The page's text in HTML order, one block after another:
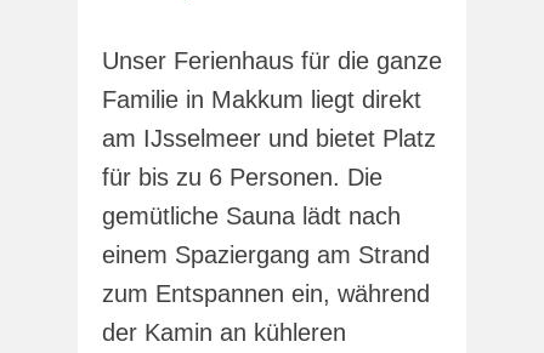
Unser Ferienhaus für die ganze
Familie in Makkum liegt direkt
am IJsselmeer und bietet Platz
für bis zu 6 Personen. Die
gemütliche Sauna lädt nach
einem Spaziergang am Strand
zum Entspannen ein, während
der Kamin an kühleren